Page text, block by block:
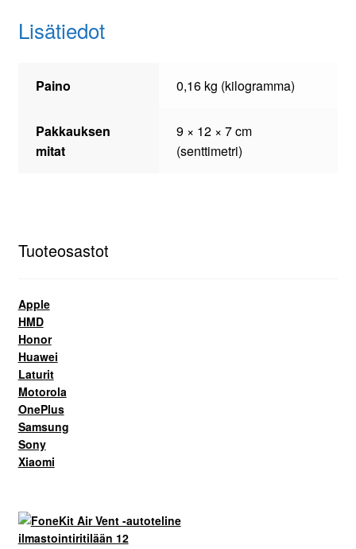
Lisätiedot
Paino 0,16 kg (kilogramma)
Pakkauksen
mitat
9 × 12 × 7 cm
(senttimetri)
Tuoteosastot
Apple
HMD
Honor
Huawei
Laturit
Motorola
OnePlus
Samsung
Sony
Xiaomi